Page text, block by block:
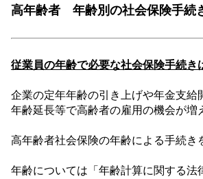
高年齢者 年齢別の社会保険手続
従業員の年齢で必要な社会保険手続き
企業の定年年齢の引き上げや年金支給
年齢延長等で高齢者の雇用の機会が増
高年齢者社会保険の年齢による手続き
年齢については「年齢計算に関する法